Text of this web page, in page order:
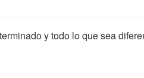
y todo lo que sea